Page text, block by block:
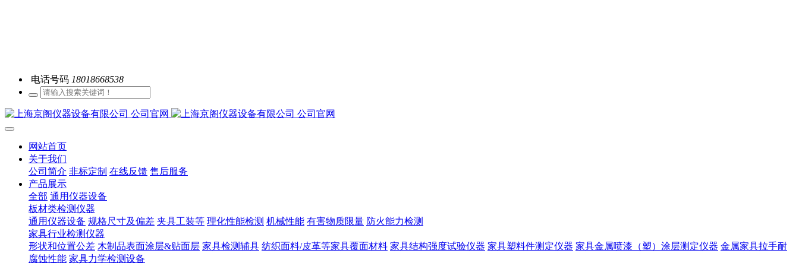
电话号码 18018668538
网站首页
关于我们
公司简介 非标定制 在线反馈 售后服务
产品展示
全部 通用仪器设备
板材类检测仪器
通用仪器设备 规格尺寸及偏差 夹具工装等 理化性能检测 机械性能 有害物质限量 防火能力检测
家具行业检测仪器
形状和位置公差 木制品表面涂层&贴面层 家具检测辅具 纺织面料/皮革等家具覆面材料 家具结构强度试验仪器 家具塑料件测定仪器 家具金属喷漆（塑）涂层测定仪器 金属家具拉手耐
腐蚀性能 家具力学检测设备